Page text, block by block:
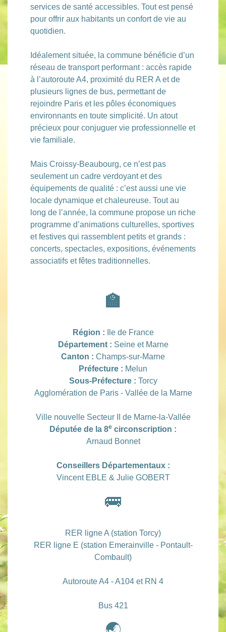
services de santé accessibles. Tout est pensé
pour offrir aux habitants un confort de vie au
quotidien.
Idéalement située, la commune bénéficie d’un
réseau de transport performant : accès rapide
à l’autoroute A4, proximité du RER A et de
plusieurs lignes de bus, permettant de
rejoindre Paris et les pôles économiques
environnants en toute simplicité. Un atout
précieux pour conjuguer vie professionnelle et
vie familiale.
Mais Croissy-Beaubourg, ce n’est pas
seulement un cadre verdoyant et des
équipements de qualité : c’est aussi une vie
locale dynamique et chaleureuse. Tout au
long de l’année, la commune propose un riche
programme d’animations culturelles, sportives
et festives qui rassemblent petits et grands :
concerts, spectacles, expositions, événements
associatifs et fêtes traditionnelles.
🏫
Région : Ile de France
Département : Seine et Marne
Canton : Champs-sur-Marne
Préfecture : Melun
Sous-Préfecture : Torcy
Agglomération de Paris - Vallée de la Marne
Ville nouvelle Secteur II de Marne-la-Vallée
Députée de la 8e circonscription :
Arnaud Bonnet
Conseillers Départementaux :
Vincent EBLE & Julie GOBERT
🚌
RER ligne A (station Torcy)
RER ligne E (station Emerainville - Pontault-
Combault)
Autoroute A4 - A104 et RN 4
Bus 421